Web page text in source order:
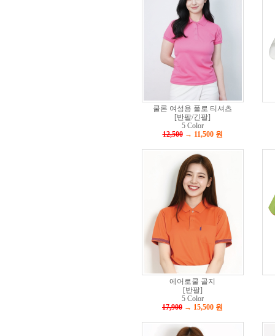
쿨론 여성용 폴로 티셔츠
[반팔/긴팔]
5 Color
12,500→ 11,500원
에어로쿨 골지
[반팔]
5 Color
17,900 → 15,500 원